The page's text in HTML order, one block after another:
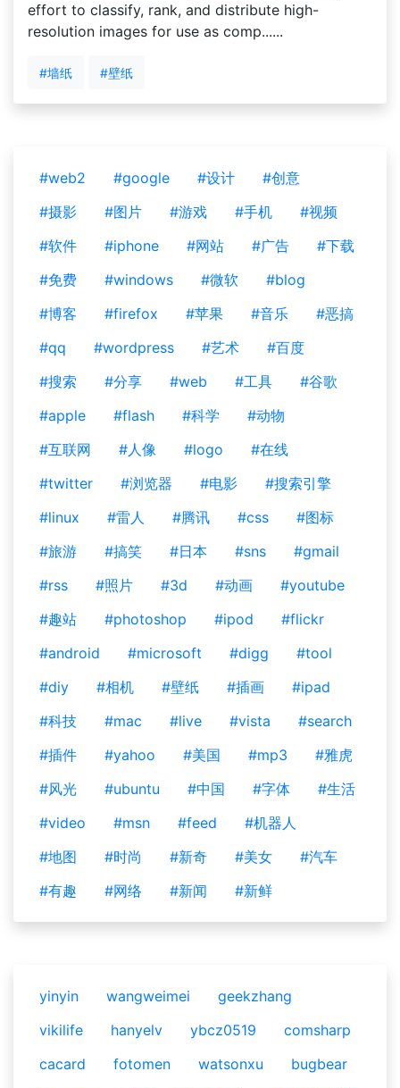
effort to classify, rank, and distribute high-
resolution images for use as comp......
#墙纸 #壁纸
#web2 #google #设计
#创意
#摄影
#图片 #游戏 #手机
#视频
#软件
#iphone #网站 #广告
#下载
#免费
#windows #微软
#blog
#博客
#firefox #苹果 #音乐
#恶搞
#qq
#wordpress #艺术
#百度
#搜索
#分享 #web #工具
#谷歌
#apple
#flash #科学
#动物
#互联网
#人像 #logo
#在线
#twitter
#浏览器 #电影
#搜索引擎
#linux
#雷人 #腾讯 #css
#图标
#旅游
#搞笑 #日本 #sns
#gmail
#rss
#照片 #3d #动画
#youtube
#趣站
#photoshop #ipod
#flickr
#android
#microsoft #digg
#tool
#diy
#相机 #壁纸 #插画
#ipad
#科技
#mac #live #vista
#search
#插件
#yahoo #美国 #mp3
#雅虎
#风光
#ubuntu #中国 #字体
#生活
#video
#msn #feed
#机器人
#地图
#时尚 #新奇 #美女
#汽车
#有趣
#网络 #新闻 #新鲜
yinyin wangweimei
geekzhang
vikilife
hanyelv ybcz0519
comsharp
cacard
fotomen watsonxu
bugbear